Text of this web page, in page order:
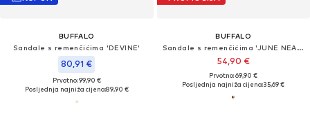
BUFFALO
Sandale s remenčićima 'DEVINE'
80,91 €
Prvotno: 99,90 €
Posljednja najniža cijena:89,90 €
BUFFALO
Sandale s remenčićima 'JUNE NEAT'
54,90 €
Prvotno: 69,90 €
Posljednja najniža cijena:35,69 €